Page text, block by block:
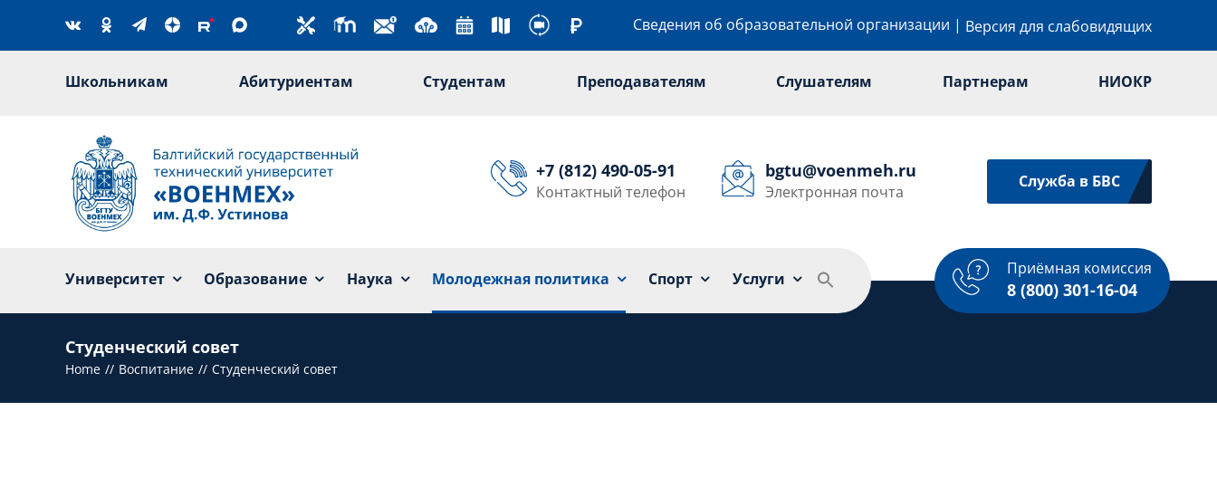
content
Сведения об образовательной организации | Версия для слабовидящих
Школьникам Абитуриентам Студентам Преподавателям Слушателям Партнерам НИОКР
+7 (812) 490-05-91
Контактный телефон
bgtu@voenmeh.ru
Электронная почта
Служба в БВС
Университет Образование Наука Молодежная политика Спорт Услуги
Приёмная комиссия
8 (800) 301-16-04
Университет Образование Наука Молодежная политика Спорт Услуги
Студенческий совет
Home Воспитание Студенческий совет